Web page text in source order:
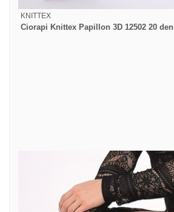
KNITTEX
Ciorapi Knittex Papillon 3D 12502 20 den